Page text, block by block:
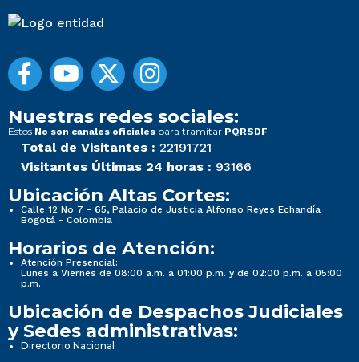
Nuestras redes sociales:
Estos No son canales oficiales para tramitar PQRSDF
Total de Visitantes : 22191721
Visitantes Últimas 24 horas : 93166
Ubicación Altas Cortes:
Calle 12 No 7 - 65, Palacio de Justicia Alfonso Reyes Echandía
Bogotá - Colombia
Horarios de Atención:
Atención Presencial:
Lunes a Viernes de 08:00 a.m. a 01:00 p.m. y de 02:00 p.m. a 05:00
p.m.
Ubicación de Despachos Judiciales
y Sedes administrativas:
Directorio Nacional